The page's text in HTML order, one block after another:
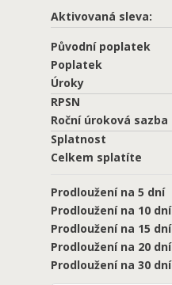
Aktivovaná sleva:
Původní poplatek
Poplatek
Úroky
RPSN
Roční úroková sazba
Splatnost
Celkem splatíte
Prodloužení na 5 dní
Prodloužení na 10 dní
Prodloužení na 15 dní
Prodloužení na 20 dní
Prodloužení na 30 dní